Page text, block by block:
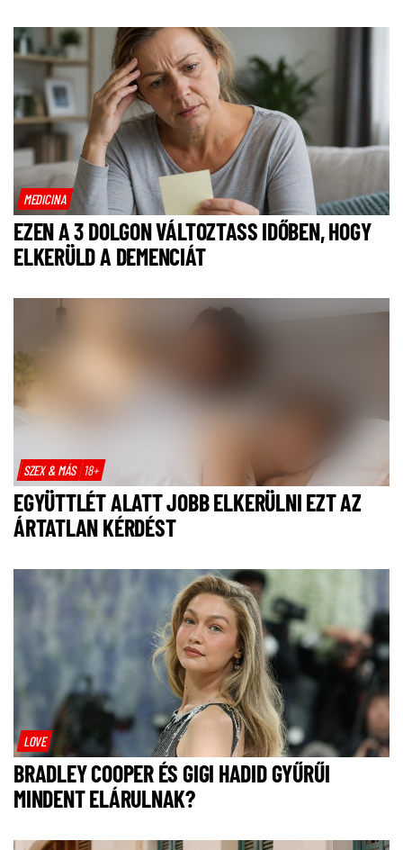
MEDICINA
EZEN A 3 DOLGON VÁLTOZTASS IDŐBEN, HOGY
ELKERÜLD A DEMENCIÁT
SZEX & MÁS 18+
EGYÜTTLÉT ALATT JOBB ELKERÜLNI EZT AZ
ÁRTATLAN KÉRDÉST
LOVE
BRADLEY COOPER ÉS GIGI HADID GYŰRŰI
MINDENT ELÁRULNAK?